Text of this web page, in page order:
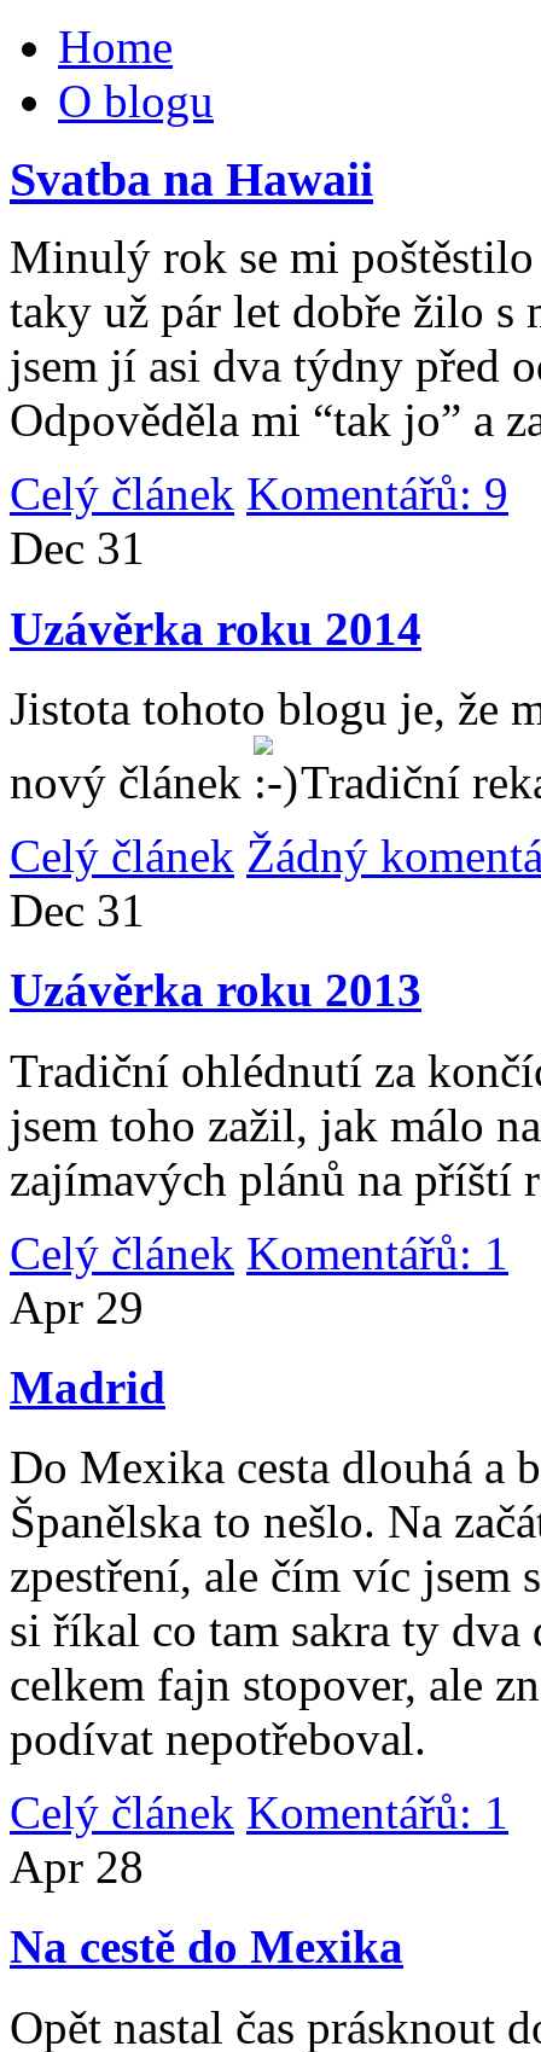
Home
O blogu
Svatba na Hawaii
Minulý rok se mi
taky už pár let dobře žilo
jsem jí asi dva týdny před
Odpověděla mi “tak jo” a
Celý článek Komentářů: 9
Dec 31
Uzávěrka roku 2014
Jistota tohoto blogu je, že
nový článek
Tradiční
Celý článek Žádný
Dec 31
Uzávěrka roku 2013
Tradiční ohlédnutí za
jsem toho zažil, jak málo
zajímavých plánů na příští
Celý článek Komentářů: 1
Apr 29
Madrid
Do Mexika cesta dlouhá a
Španělska to nešlo. Na
zpestření, ale čím víc jsem
si říkal co tam sakra ty
celkem fajn stopover, ale
podívat nepotřeboval.
Celý článek Komentářů: 1
Apr 28
Na cestě do Mexika
Opět nastal čas prásknout